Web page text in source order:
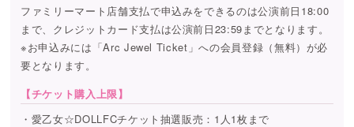
ファミリーマート店舗支払で申込みをできるのは公演前日18:00
まで、クレジットカード支払は公演前日23:59までとなります。
※お申込みには「Arc Jewel Ticket」への会員登録（無料）が必
要となります。
【チケット購入上限】
・愛乙女☆DOLLFCチケット抽選販売：1人1枚まで